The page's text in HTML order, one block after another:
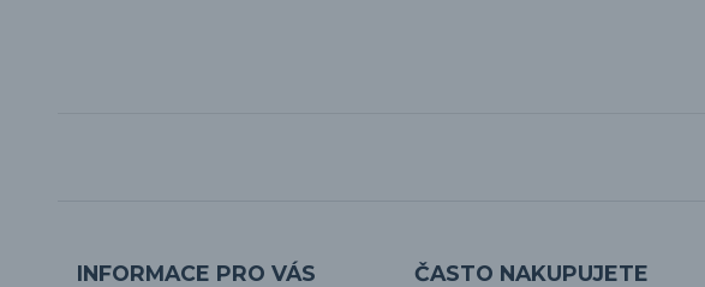
INFORMACE PRO VÁS ČASTO NAKUPUJETE